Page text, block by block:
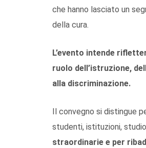
che hanno lasciato un
della cura.
L’evento intende
ruolo dell’istruzione,
alla discriminazione.
Il convegno si distingue
studenti, istituzioni,
straordinarie e per